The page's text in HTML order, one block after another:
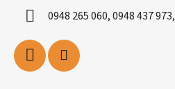
0948 265 060, 0948 437 973,